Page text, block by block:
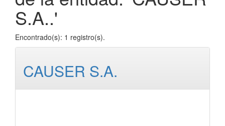
S.A..'
Encontrado(s): 1 registro(s).
CAUSER S.A.